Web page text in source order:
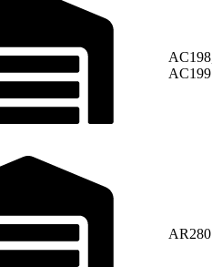
AC199
AR280